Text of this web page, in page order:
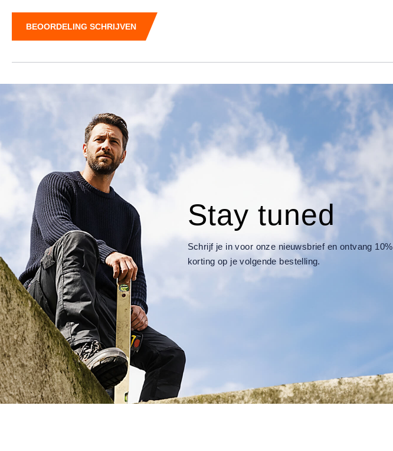
BEOORDELING SCHRIJVEN
Stay tuned
Schrijf je in voor onze nieuwsbrief en ontvang 10%
korting op je volgende bestelling.